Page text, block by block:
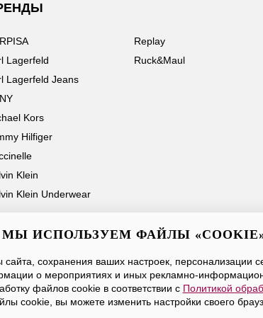
Lagerfeld
Lagerfeld Jeans
Kors
Hilfiger
Klein
Klein Underwear
Replay
Ruck&Maul
имя Email
на кнопку «Отправить», вы принимаете условияПубличной
МЫ ИСПОЛЬЗУЕМ ФАЙЛЫ
сохранения ваших настроек, персонализации
о мероприятиях и иных рекламно-
файлов cookie в соответствии с Политикой
cookie, вы можете изменить настройки своего